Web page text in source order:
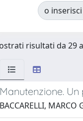
o
risultati da 29
Manutenzione.
BACCARELLI, MARCO